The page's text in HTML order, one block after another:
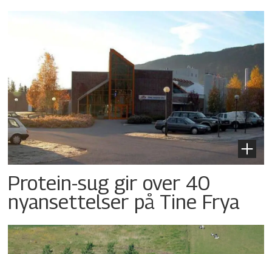
Protein-sug gir over 40
nyansettelser på Tine Frya